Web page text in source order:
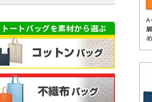
トートバッグを素材から選ぶ